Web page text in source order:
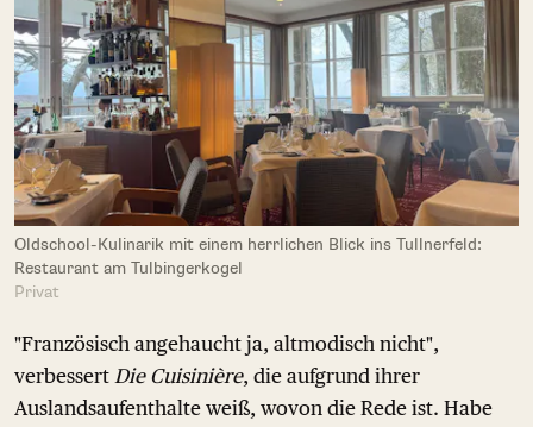
Oldschool-Kulinarik mit einem herrlichen Blick ins Tullnerfeld:
Restaurant am Tulbingerkogel
Privat
"Französisch angehaucht ja, altmodisch nicht",
verbessert Die Cuisinière, die aufgrund ihrer
Auslandsaufenthalte weiß, wovon die Rede ist. Habe